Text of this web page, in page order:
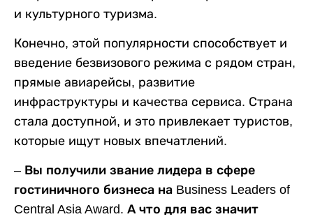
и культурного туризма.
Конечно, этой популярности способствует и
введение безвизового режима с рядом стран,
прямые авиарейсы, развитие
инфраструктуры и качества сервиса. Страна
стала доступной, и это привлекает туристов,
которые ищут новых впечатлений.
– Вы получили звание лидера в сфере
гостиничного бизнеса на Business Leaders of
Central Asia Award. А что для вас значит